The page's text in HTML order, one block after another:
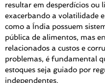
resultar em desperdícios ou
exacerbando a volatilidade
como a Índia possuem
pública de alimentos, mas
relacionados a custos e
problemas, é fundamental
estoques seja guiado por
independentes.